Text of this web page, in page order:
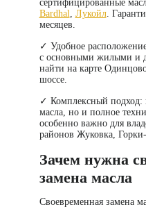
сертифицированные
Bardhal, Лукойл.
месяцев.
✓ Удобное
с основными жилыми и
найти на карте
шоссе.
✓ Комплексный подход:
масла, но и полное
особенно важно для
районов Жуковка, Горки-
Зачем нужна
замена масла
Своевременная замена